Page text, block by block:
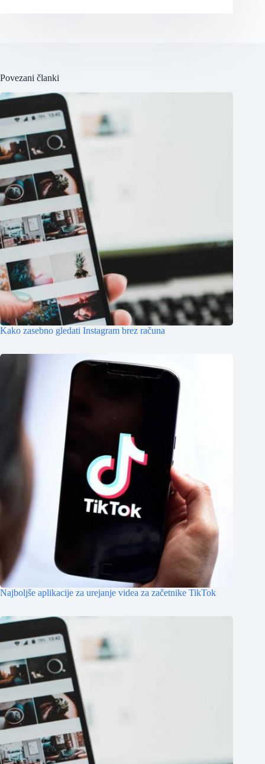
Povezani članki
Kako zasebno gledati Instagram brez računa
Najboljše aplikacije za urejanje videa za začetnike TikTok